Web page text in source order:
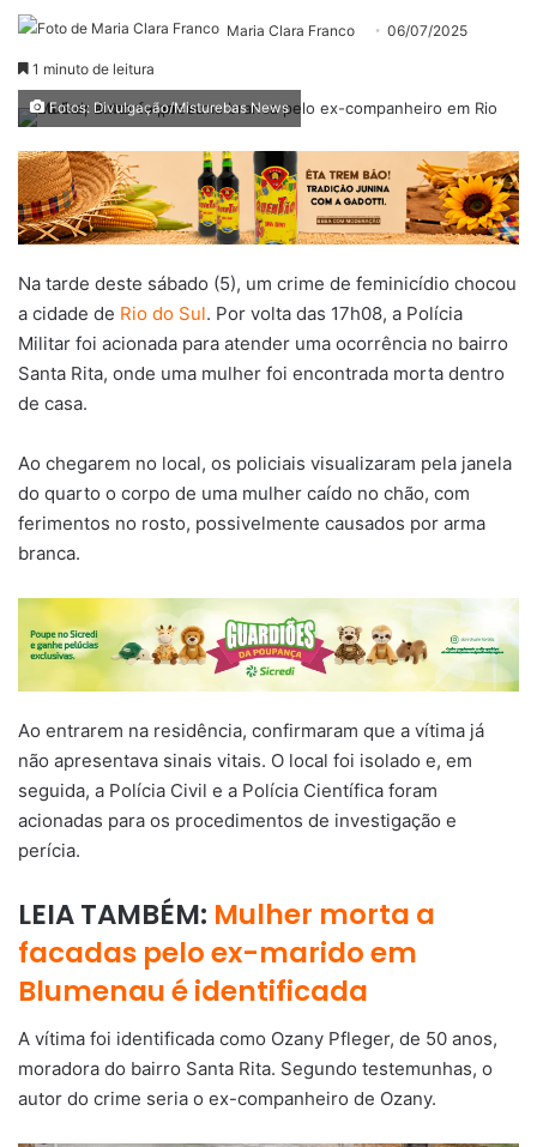
Maria Clara Franco 06/07/2025
1 minuto de leitura
Fotos: Divulgação/Misturebas News
Na tarde deste sábado (5), um crime de feminicídio chocou
a cidade de Rio do Sul. Por volta das 17h08, a Polícia
Militar foi acionada para atender uma ocorrência no bairro
Santa Rita, onde uma mulher foi encontrada morta dentro
de casa.
Ao chegarem no local, os policiais visualizaram pela janela
do quarto o corpo de uma mulher caído no chão, com
ferimentos no rosto, possivelmente causados por arma
branca.
Ao entrarem na residência, confirmaram que a vítima já
não apresentava sinais vitais. O local foi isolado e, em
seguida, a Polícia Civil e a Polícia Científica foram
acionadas para os procedimentos de investigação e
perícia.
LEIA TAMBÉM: Mulher morta a
facadas pelo ex-marido em
Blumenau é identificada
A vítima foi identificada como Ozany Pfleger, de 50 anos,
moradora do bairro Santa Rita. Segundo testemunhas, o
autor do crime seria o ex-companheiro de Ozany.